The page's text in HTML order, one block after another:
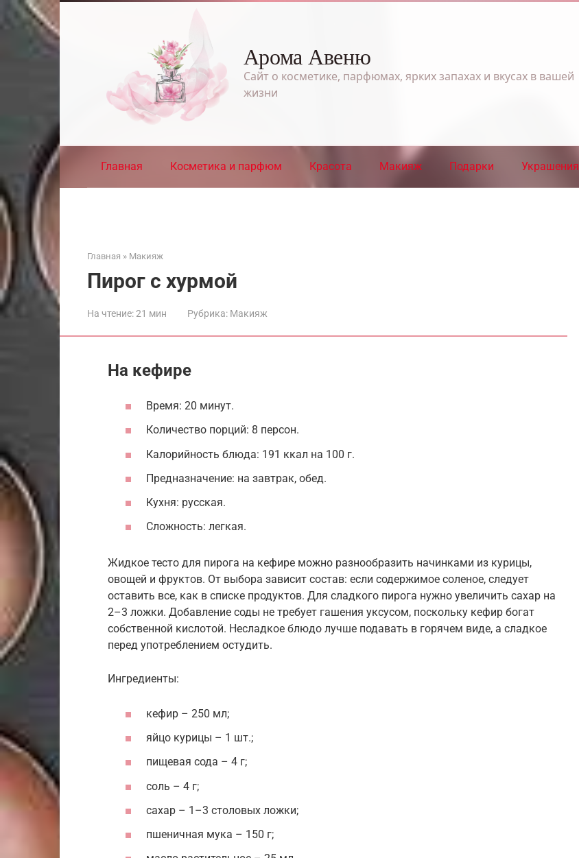
Перейти
к
контенту
Арома Авеню
Сайт о косметике, парфюмах, ярких запахах и вкусах в вашей
жизни
Главная Косметика и парфюм Красота Макияж Подарки Украшения
Главная » Макияж
Пирог с хурмой
На чтение:21 мин Рубрика: Макияж
На кефире
Время: 20 минут.
Количество порций: 8 персон.
Калорийность блюда: 191 ккал на 100 г.
Предназначение: на завтрак, обед.
Кухня: русская.
Сложность: легкая.
Жидкое тесто для пирога на кефире можно разнообразить начинками из курицы,
овощей и фруктов. От выбора зависит состав: если содержимое соленое, следует
оставить все, как в списке продуктов. Для сладкого пирога нужно увеличить сахар на
2–3 ложки. Добавление соды не требует гашения уксусом, поскольку кефир богат
собственной кислотой. Несладкое блюдо лучше подавать в горячем виде, а сладкое
перед употреблением остудить.
Ингредиенты:
кефир – 250 мл;
яйцо курицы – 1 шт.;
пищевая сода – 4 г;
соль – 4 г;
сахар – 1–3 столовых ложки;
пшеничная мука – 150 г;